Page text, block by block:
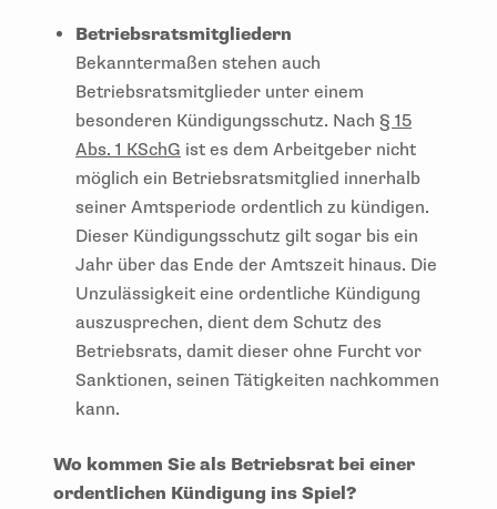
Betriebsratsmitgliedern
Bekanntermaßen stehen auch
Betriebsratsmitglieder unter einem
besonderen Kündigungsschutz. Nach § 15
Abs. 1 KSchG ist es dem Arbeitgeber nicht
möglich ein Betriebsratsmitglied innerhalb
seiner Amtsperiode ordentlich zu kündigen.
Dieser Kündigungsschutz gilt sogar bis ein
Jahr über das Ende der Amtszeit hinaus. Die
Unzulässigkeit eine ordentliche Kündigung
auszusprechen, dient dem Schutz des
Betriebsrats, damit dieser ohne Furcht vor
Sanktionen, seinen Tätigkeiten nachkommen
kann.
Wo kommen Sie als Betriebsrat bei einer
ordentlichen Kündigung ins Spiel?